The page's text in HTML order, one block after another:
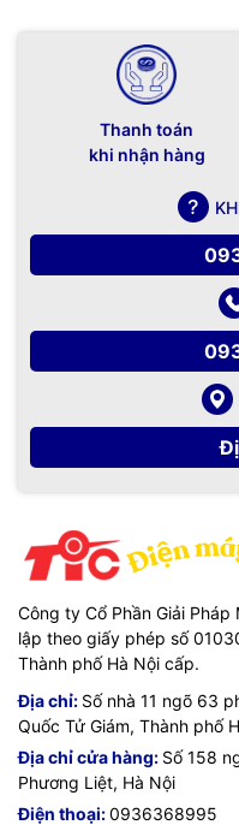
Thanh toán
khi nhận hàng
Công ty Cổ Phần Giải
lập theo giấy phép số
Thành phố Hà Nội cấp.
Địa chỉ: Số nhà 11 ngõ 63
Quốc Tử Giám, Thành phố
Địa chỉ cửa hàng: Số 158
Phương Liệt, Hà Nội
Điện thoại:0936368995